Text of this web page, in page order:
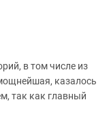
в том числе из
казалось
так как главный